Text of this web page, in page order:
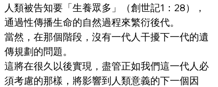
人類被告知要「生養眾多」（創世記1：28），
通過性傳播生命的自然過程來繁衍後代。
當然，在那個階段，沒有一代人干擾下一代的遺
傳規劃的問題。
這將在很久以後實現，盡管正如我們這一代人必
須考慮的那樣，將影響到人類意義的下一個因